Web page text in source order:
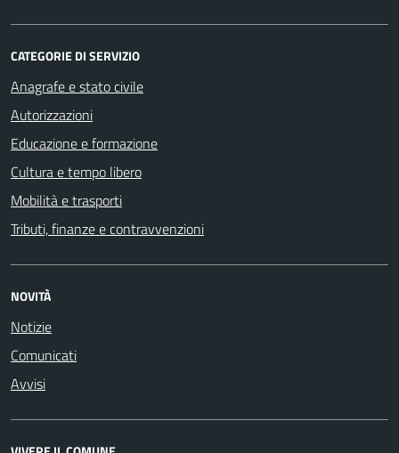
CATEGORIE DI SERVIZIO
Anagrafe e stato civile
Autorizzazioni
Educazione e formazione
Cultura e tempo libero
Mobilità e trasporti
Tributi, finanze e contravvenzioni
NOVITÀ
Notizie
Comunicati
Avvisi